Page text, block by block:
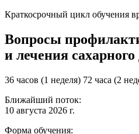
Краткосрочный цикл обучения
Вопросы
и лечения сахарного
36 часов (1 неделя) 72 часа (2
Ближайший поток:
10 августа 2026 г.
Форма обучения: